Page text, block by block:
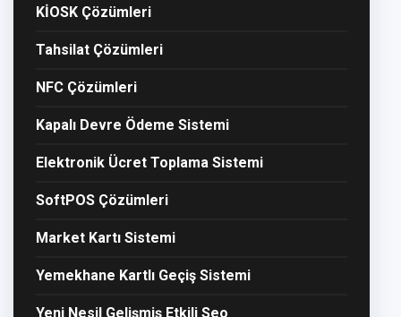
KİOSK Çözümleri
Tahsilat Çözümleri
NFC Çözümleri
Kapalı Devre Ödeme Sistemi
Elektronik Ücret Toplama Sistemi
SoftPOS Çözümleri
Market Kartı Sistemi
Yemekhane Kartlı Geçiş Sistemi
Yeni Nesil Gelişmiş Etkili Seo